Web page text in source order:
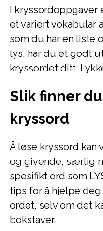
I kryssordoppgaver
et variert vokabular
som du har en liste
lys, har du et godt
kryssordet ditt.
Slik finner
kryssord
Å løse kryssord
og givende, særlig
spesifikt ord som
tips for å hjelpe
ordet, selv om det
bokstaver.